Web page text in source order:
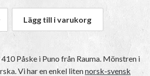
410 Påske i Puno mängd
Lägg till i varukorg
Påske i Puno från Rauma. Mönstren i
. Vi har en enkel litennorsk-svensk